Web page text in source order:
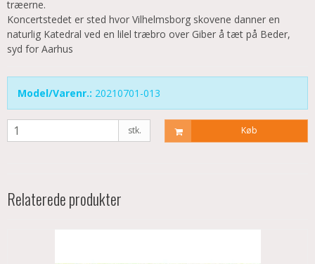
træerne.
Koncertstedet er sted hvor Vilhelmsborg skovene danner en
naturlig Katedral ved en lilel træbro over Giber å tæt på Beder,
syd for Aarhus
Model/Varenr.: 20210701-013
stk. Køb
Relaterede produkter